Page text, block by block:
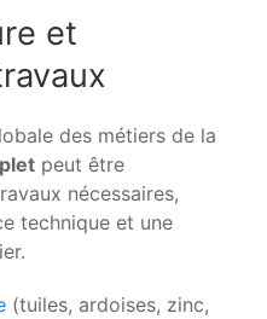
et
des métiers de la
peut être
nécessaires,
technique et une
(tuiles, ardoises, zinc,